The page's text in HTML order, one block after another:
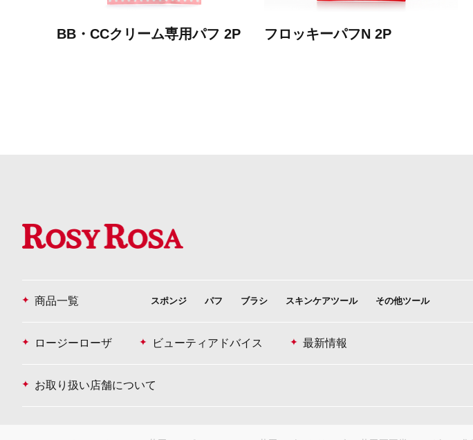
BB・CCクリーム専用パフ 2P フロッキーパフN 2P
商品一覧 スポンジ パフ ブラシ スキンケアツール その他ツール
ロージーローザ ビューティアドバイス 最新情報
お取り扱い店舗について